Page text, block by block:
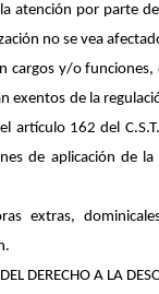
atención por parte
no se vea
cargos y/o
exentos de la
artículo 162 del
de aplicación de
extras,
DERECHO A LA